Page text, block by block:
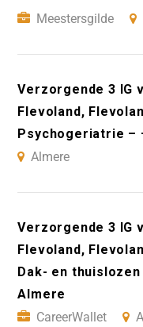
Meestersgilde
Verzorgende 3 IG
Flevoland,
Psychogeriatrie –
Almere
Verzorgende 3 IG
Flevoland,
Dak- en
Almere
CareerWallet